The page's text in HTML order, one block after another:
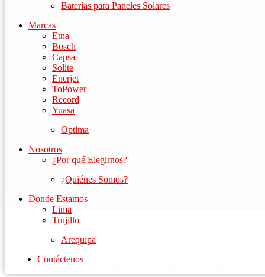
Baterías para Paneles Solares
Marcas
Etna
Bosch
Capsa
Solite
Enerjet
ToPower
Record
Yuasa
Optima
Nosotros
¿Por qué Elegirnos?
¿Quiénes Somos?
Donde Estamos
Lima
Trujillo
Arequipa
Contáctenos
a nivel mundial,siendo un factor clave y determinante en los costos
de los variados servicios y bienes, en la industria es de vital